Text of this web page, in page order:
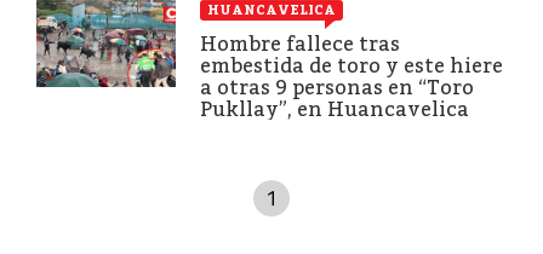
HUANCAVELICA
Hombre fallece tras
embestida de toro y este hiere
a otras 9 personas en “Toro
Pukllay”, en Huancavelica
1